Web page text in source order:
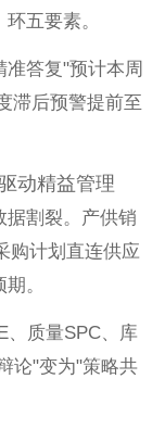
五要素。
答复"预计本周
滞后预警提前至
动精益管理
据割裂。产供销
购计划直连供应
。
、质量SPC、库
论"变为"策略共